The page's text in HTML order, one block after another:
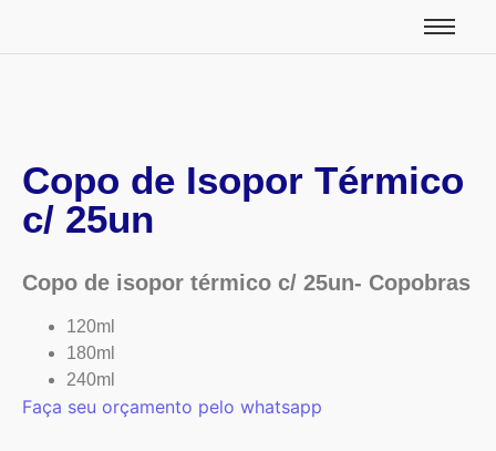
Copo de Isopor Térmico
c/ 25un
Copo de isopor térmico c/ 25un- Copobras
120ml
180ml
240ml
Faça seu orçamento pelo whatsapp